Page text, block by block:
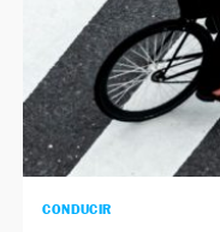
CONDUCIR